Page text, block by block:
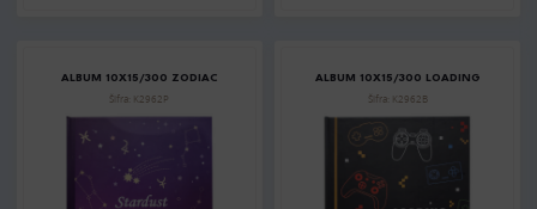
ALBUM 10X15/300 ZODIAC
Šifra: K2962P
ALBUM 10X15/300 LOADING
Šifra: K2962B